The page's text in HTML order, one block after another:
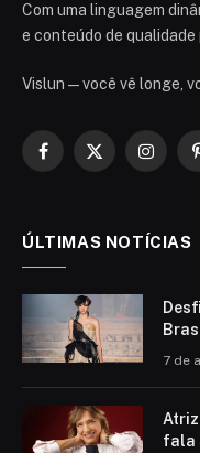
Com uma linguagem
e conteúdo de qualidade
Vislun — você vê longe,
Facebook
X
ÚLTIMAS NOTÍCIAS
7 de
fala